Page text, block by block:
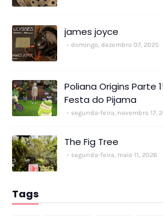
james joyce
domingo, dezembro 07, 2025
Poliana Origins Parte
Festa do Pijama
segunda-feira, novembro 17,
The Fig Tree
segunda-feira, maio 11, 2026
Tags